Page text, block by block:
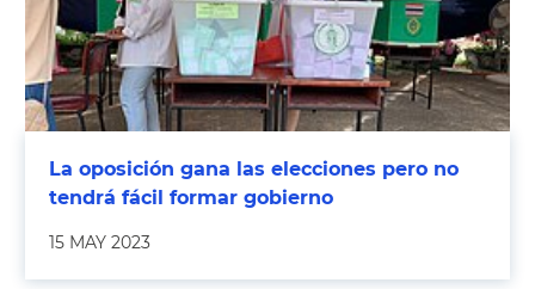
La oposición gana las elecciones pero no
tendrá fácil formar gobierno
15 MAY 2023